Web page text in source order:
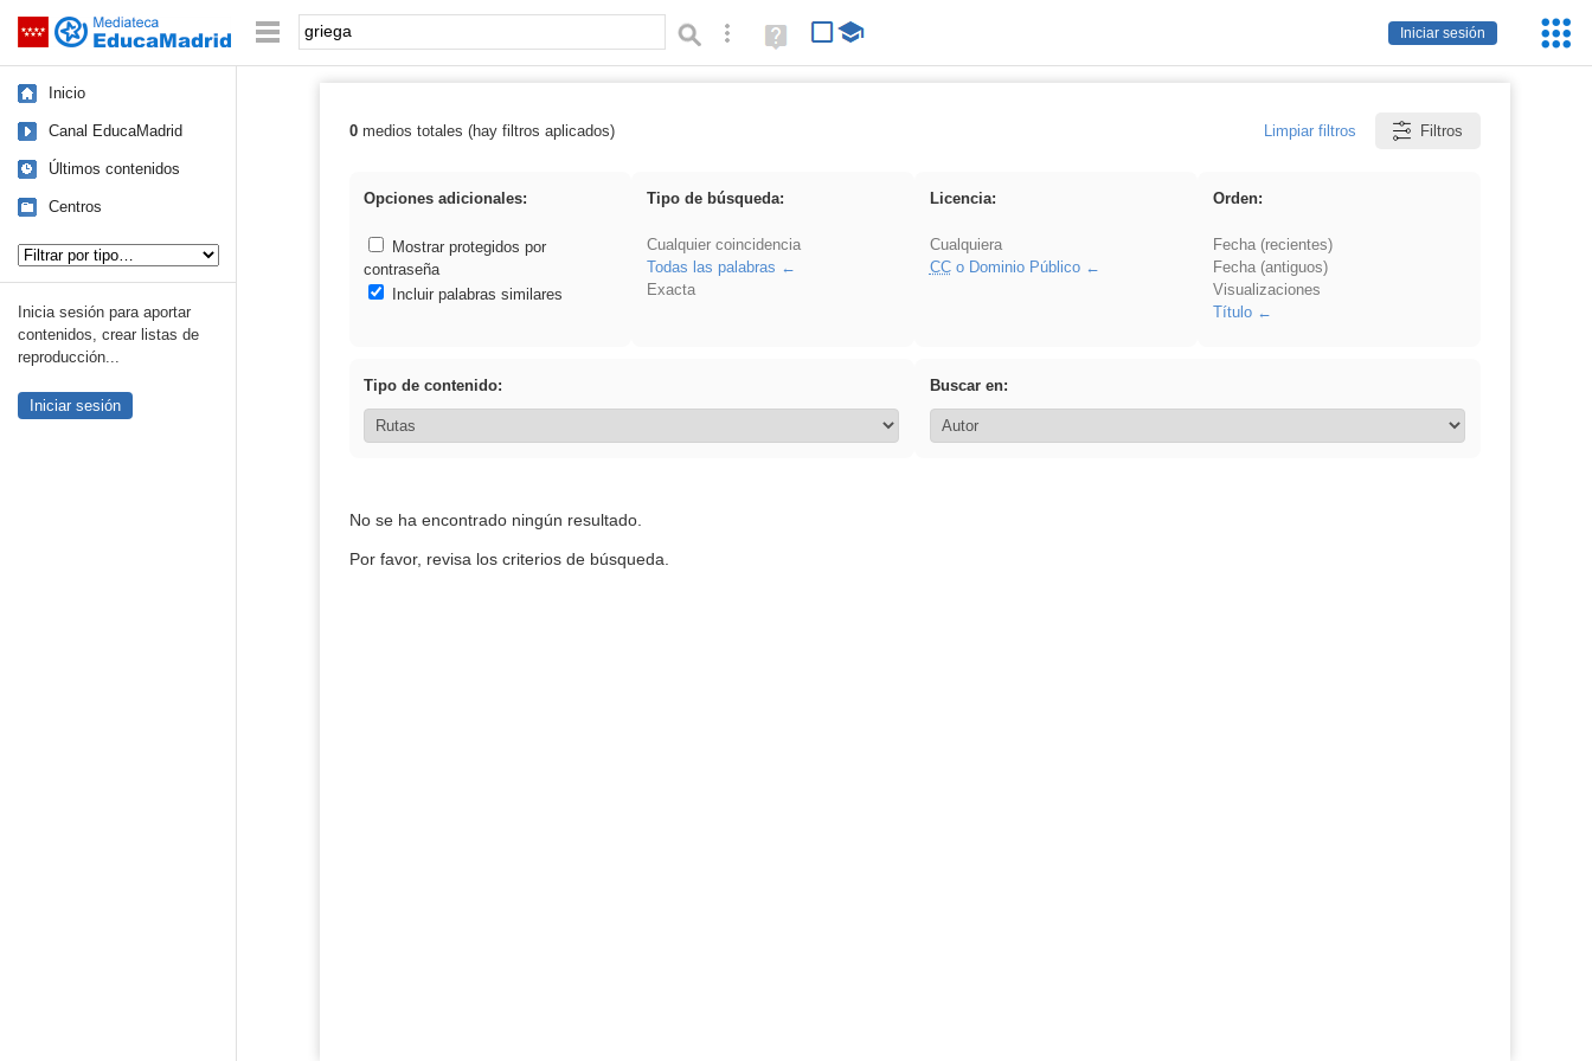
Saltar navegación
Iniciar sesión
Palabra o frase: Búsqueda avanzada
Ayuda
(en
Inicio
Canal EducaMadrid
Últimos contenidos
Centros
Inicia sesión para aportar
contenidos, crear listas de
reproducción...
Iniciar sesión
Resultados de: griega
0medios totales (hay filtros aplicados) Limpiar filtros Filtros
Opciones adicionales:
Mostrar protegidos por
contraseña
Incluir palabras similares
Tipo de búsqueda:
Cualquier coincidencia
Todas las palabras
Exacta
Licencia:
Cualquiera
CCo Dominio Público
Orden:
Fecha (recientes)
Fecha (antiguos)
Visualizaciones
Título
Tipo de contenido: Buscar en:
No se ha encontrado ningún resultado.
Por favor, revisa los criterios de búsqueda.